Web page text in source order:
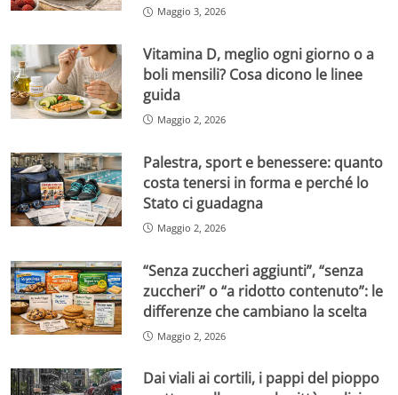
Maggio 3, 2026
Vitamina D, meglio ogni giorno o a
boli mensili? Cosa dicono le linee
guida
Maggio 2, 2026
Palestra, sport e benessere: quanto
costa tenersi in forma e perché lo
Stato ci guadagna
Maggio 2, 2026
“Senza zuccheri aggiunti”, “senza
zuccheri” o “a ridotto contenuto”: le
differenze che cambiano la scelta
Maggio 2, 2026
Dai viali ai cortili, i pappi del pioppo